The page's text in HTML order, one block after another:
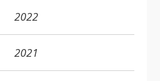
2022
2021